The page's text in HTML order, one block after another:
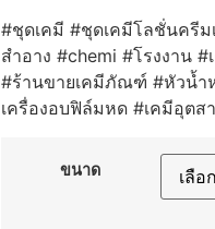
#ชุดเคมี #ชุดเคมีโลชั่นครี
สำอาง #chemi #โรงงาน #
#ร้านขายเคมีภัณฑ์ #หัวน้ำ
เครื่องอบฟิล์มหด #เคมีอุต
ขนาด